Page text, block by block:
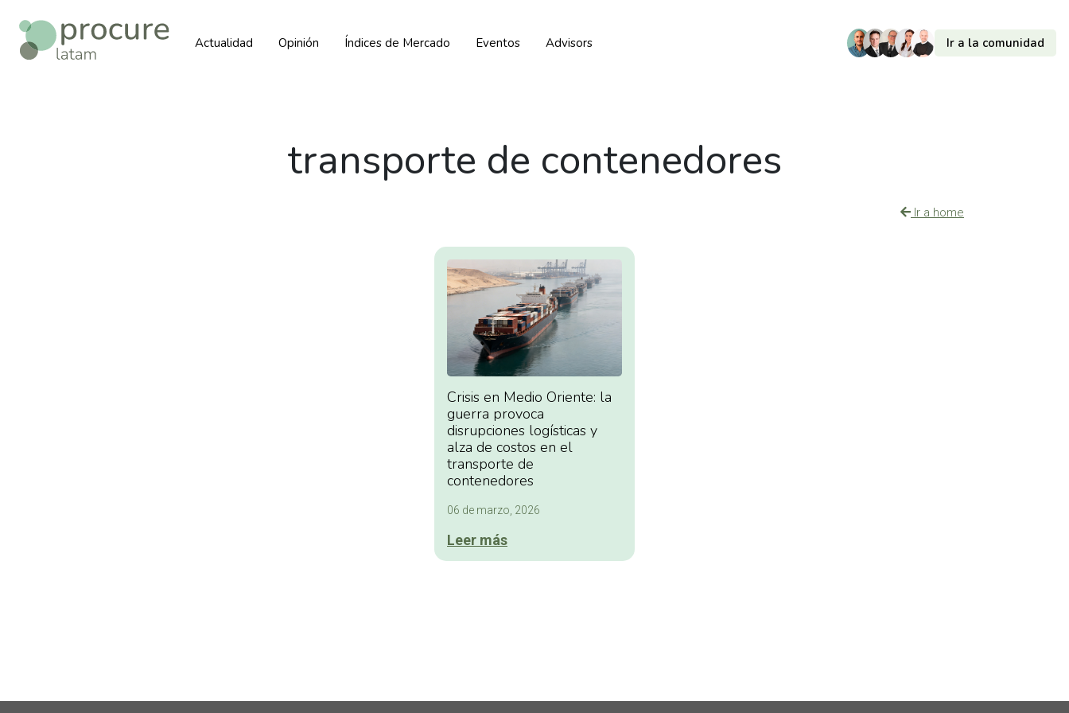
Actualidad Opinión Índices de Mercado Eventos Advisors Ir a la comunidad
transporte de contenedores
Ir a home
Crisis en Medio Oriente: la
guerra provoca
disrupciones logísticas y
alza de costos en el
transporte de
contenedores
06 de marzo, 2026
Leer más